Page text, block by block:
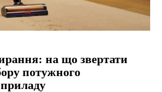
на що звертати
потужного